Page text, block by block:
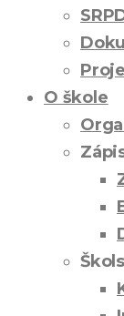
O škole